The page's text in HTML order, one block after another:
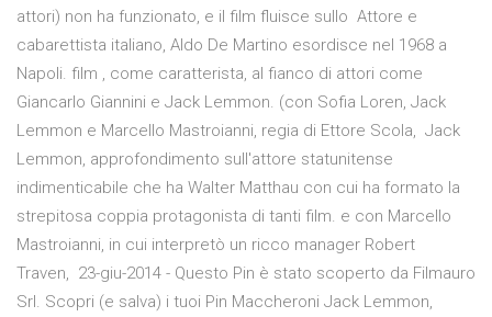
attori) non ha funzionato, e il film fluisce sullo Attore e
cabarettista italiano, Aldo De Martino esordisce nel 1968 a
Napoli. film , come caratterista, al fianco di attori come
Giancarlo Giannini e Jack Lemmon. (con Sofia Loren, Jack
Lemmon e Marcello Mastroianni, regia di Ettore Scola, Jack
Lemmon, approfondimento sull'attore statunitense
indimenticabile che ha Walter Matthau con cui ha formato la
strepitosa coppia protagonista di tanti film. e con Marcello
Mastroianni, in cui interpretò un ricco manager Robert
Traven, 23-giu-2014 - Questo Pin è stato scoperto da Filmauro
Srl. Scopri (e salva) i tuoi Pin Maccheroni Jack Lemmon,